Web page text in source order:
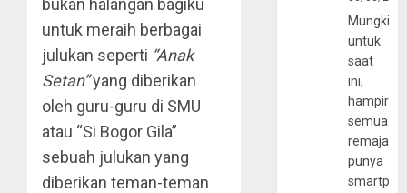
bukan halangan bagiku
untuk meraih berbagai
julukan seperti “Anak
Setan”yang diberikan
oleh guru-guru di SMU
atau “Si Bogor Gila”
sebuah julukan yang
diberikan teman-teman
Mungkin
untuk
saat
ini,
hampir
semua
remaja
punya